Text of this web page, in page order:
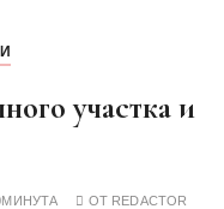
участка и
ОТ REDACTOR